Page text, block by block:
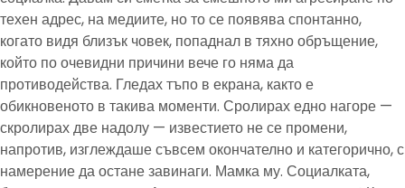
техен адрес, на медиите, но то се появява спонтанно,
когато видя близък човек, попаднал в тяхно обръщение,
който по очевидни причини вече го няма да
противодейства. Гледах тъпо в екрана, както е
обикновеното в такива моменти. Сролирах едно нагоре —
скролирах две надолу — известието не се промени,
напротив, изглеждаше съвсем окончателно и категорично, с
намерение да остане завинаги. Мамка му. Социалката,